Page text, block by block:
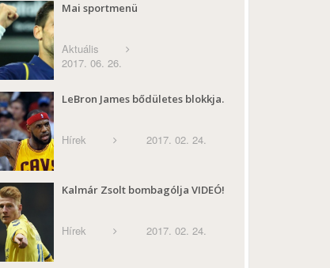
Mai sportmenü
Aktuális
2017. 06. 26.
LeBron James bődületes blokkja.
Hírek 2017. 02. 24.
Kalmár Zsolt bombagólja VIDEÓ!
Hírek 2017. 02. 24.